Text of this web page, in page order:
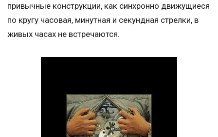
привычные конструкции, как синхронно движущиеся
по кругу часовая, минутная и секундная стрелки, в
живых часах не встречаются.